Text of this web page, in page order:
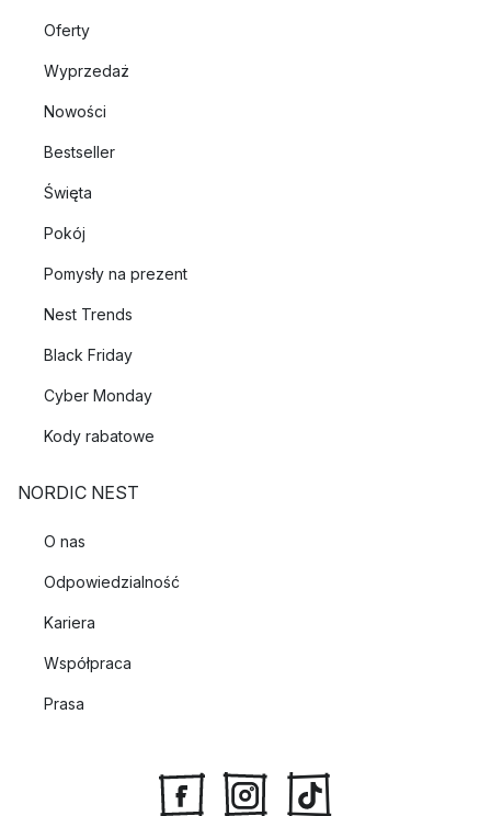
Oferty
Wyprzedaż
Nowości
Bestseller
Święta
Pokój
Pomysły na prezent
Nest Trends
Black Friday
Cyber Monday
Kody rabatowe
NORDIC NEST
O nas
Odpowiedzialność
Kariera
Współpraca
Prasa